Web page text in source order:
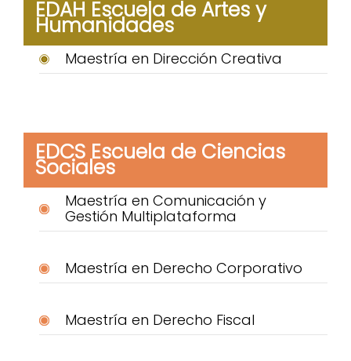
EDAH Escuela de Artes y
Humanidades
Maestría en Dirección Creativa
EDCS Escuela de Ciencias
Sociales
Maestría en Comunicación y
Gestión Multiplataforma
Maestría en Derecho Corporativo
Maestría en Derecho Fiscal